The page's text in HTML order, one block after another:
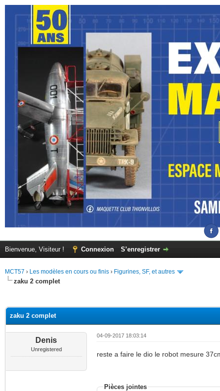
Bienvenue, Visiteur ! Connexion S’enregistrer
MCT57 › Les modèles en cours ou finis › Figurines, SF, et autres
zaku 2 complet
zaku 2 complet
Denis
Unregistered
04-09-2017 18:03:14
reste a faire le dio le robot mesure
Pièces jointes